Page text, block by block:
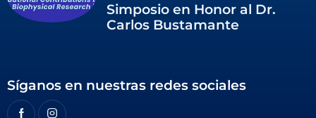
Simposio en Honor al Dr.
Carlos Bustamante
Síganos en nuestras redes sociales